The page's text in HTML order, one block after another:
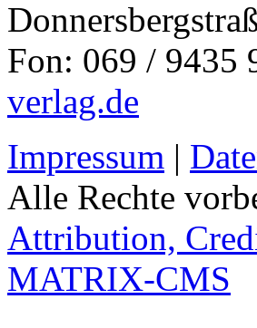
Fon: 069 /
verlag.de
Impressum |
Alle Rechte
Attribution,
MATRIX-CMS